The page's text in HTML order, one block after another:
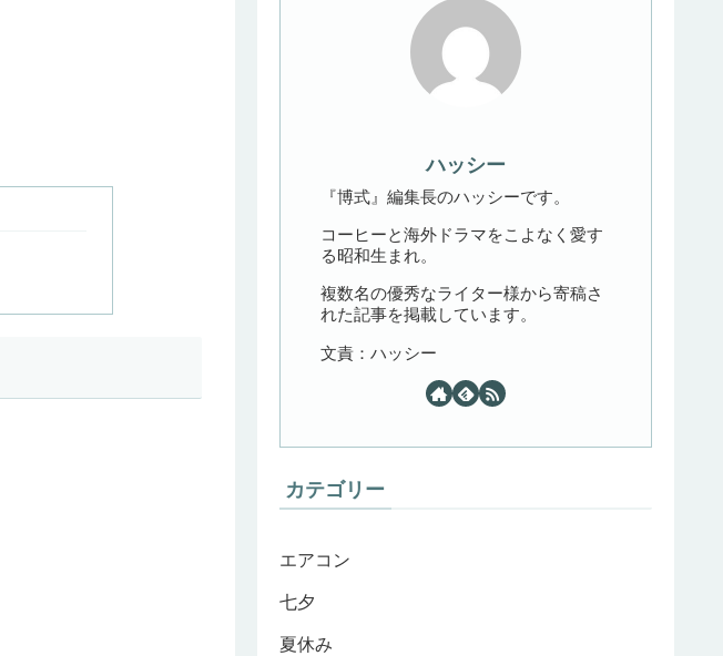
ハッシー
『博式』編集長のハッシーです。
コーヒーと海外ドラマをこよなく愛す
る昭和生まれ。
複数名の優秀なライター様から寄稿さ
れた記事を掲載しています。
文責：ハッシー
カテゴリー
エアコン
七夕
夏休み